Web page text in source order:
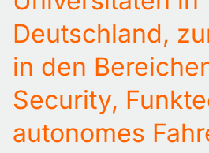
Zur Website
Zeiloch 14, 76646 Bruchsal
Enoplan — München
Deutschland,
in den
Security,
autonomes